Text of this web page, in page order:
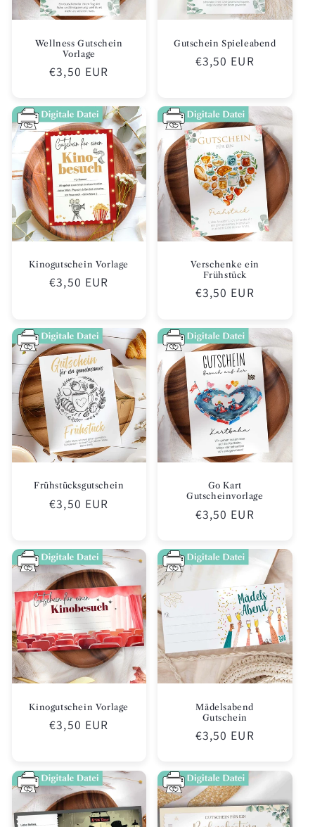
Wellness Gutschein
Vorlage
Normaler
€3,50 EUR
Gutschein Spieleabend
Normaler
€3,50 EUR
Kinogutschein Vorlage
Normaler
€3,50 EUR
Verschenke ein
Frühstück
Normaler
€3,50 EUR
Frühstücksgutschein
Normaler
€3,50 EUR
Go Kart
Gutscheinvorlage
Normaler
€3,50 EUR
Kinogutschein Vorlage
Normaler
€3,50 EUR
Mädelsabend
Gutschein
Normaler
€3,50 EUR